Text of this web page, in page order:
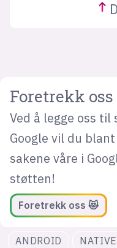
Foretrekk
Ved å legge oss
Google vil du
sakene våre i
støtten!
Foretrekk oss 😻
ANDROID NATIVE